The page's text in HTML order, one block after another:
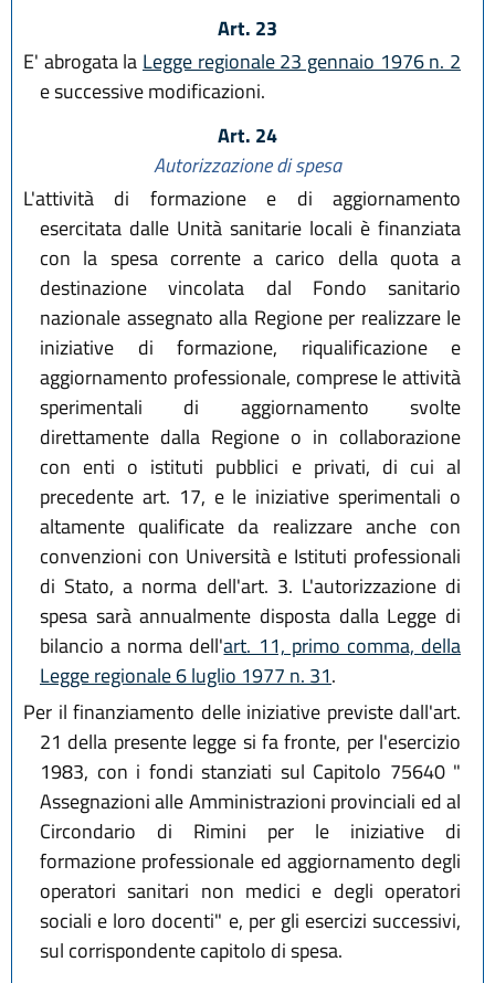
Art. 23
E' abrogata la Legge regionale 23 gennaio 1976 n. 2
e successive modificazioni.
Art. 24
Autorizzazione di spesa
L'attività di formazione e di aggiornamento
esercitata dalle Unità sanitarie locali è finanziata
con la spesa corrente a carico della quota a
destinazione vincolata dal Fondo sanitario
nazionale assegnato alla Regione per realizzare le
iniziative di formazione, riqualificazione e
aggiornamento professionale, comprese le attività
sperimentali di aggiornamento svolte
direttamente dalla Regione o in collaborazione
con enti o istituti pubblici e privati, di cui al
precedente art. 17, e le iniziative sperimentali o
altamente qualificate da realizzare anche con
convenzioni con Università e Istituti professionali
di Stato, a norma dell'art. 3. L'autorizzazione di
spesa sarà annualmente disposta dalla Legge di
bilancio a norma dell'art. 11, primo comma, della
Legge regionale 6 luglio 1977 n. 31.
Per il finanziamento delle iniziative previste dall'art.
21 della presente legge si fa fronte, per l'esercizio
1983, con i fondi stanziati sul Capitolo 75640 "
Assegnazioni alle Amministrazioni provinciali ed al
Circondario di Rimini per le iniziative di
formazione professionale ed aggiornamento degli
operatori sanitari non medici e degli operatori
sociali e loro docenti" e, per gli esercizi successivi,
sul corrispondente capitolo di spesa.